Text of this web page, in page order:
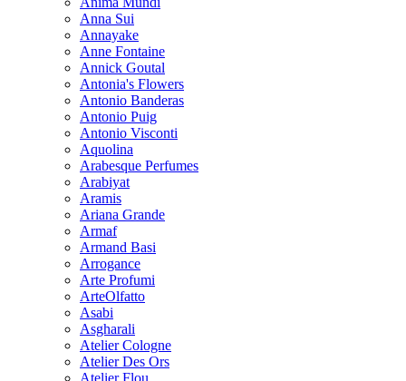
Anna Sui
Annayake
Anne Fontaine
Annick Goutal
Antonia's Flowers
Antonio Banderas
Antonio Puig
Antonio Visconti
Aquolina
Arabesque Perfumes
Arabiyat
Aramis
Ariana Grande
Armaf
Armand Basi
Arrogance
Arte Profumi
ArteOlfatto
Asabi
Asgharali
Atelier Cologne
Atelier Des Ors
Atelier Flou